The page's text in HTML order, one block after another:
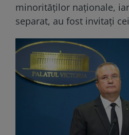
minorităților naționale,
separat, au fost invitați